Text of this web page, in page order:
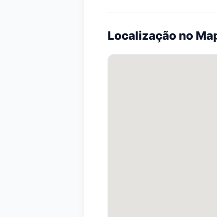
Localização no